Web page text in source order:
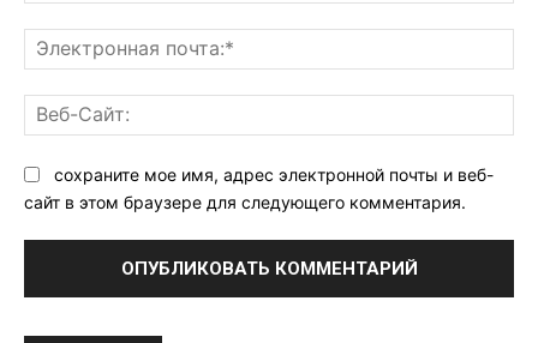
сохраните мое имя, адрес электронной почты и веб-
сайт в этом браузере для следующего комментария.